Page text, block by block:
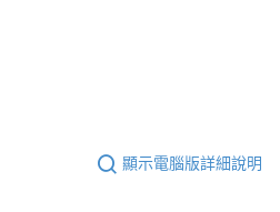
顯示電腦版詳細說明